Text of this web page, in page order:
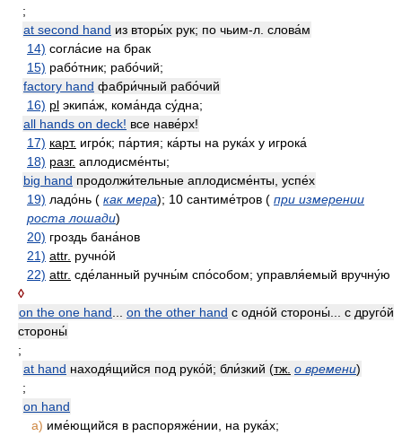
;
at second hand из вторы́х рук; по чьим-л. слова́м
14) согла́сие на брак
15) рабо́тник; рабо́чий;
factory hand фабри́чный рабо́чий
16) pl экипа́ж, кома́нда су́дна;
all hands on deck! все наве́рх!
17) карт. игро́к; па́ртия; ка́рты на рука́х у игрока́
18) разг. аплодисме́нты;
big hand продолжи́тельные аплодисме́нты, успе́х
19) ладо́нь ( как мера); 10 сантиме́тров ( при измерении
роста лошади)
20) гроздь бана́нов
21) attr. ручно́й
22) attr. сде́ланный ручны́м спо́собом; управля́емый вручну́ю
◊
on the one hand
on the other hand с одно́й стороны́... с друго́й
стороны́
;
at hand находя́щийся под руко́й; бли́зкий (тж. о времени)
;
on hand
а) име́ющийся в распоряже́нии, на рука́х;